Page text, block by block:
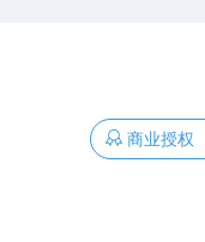
商业授权